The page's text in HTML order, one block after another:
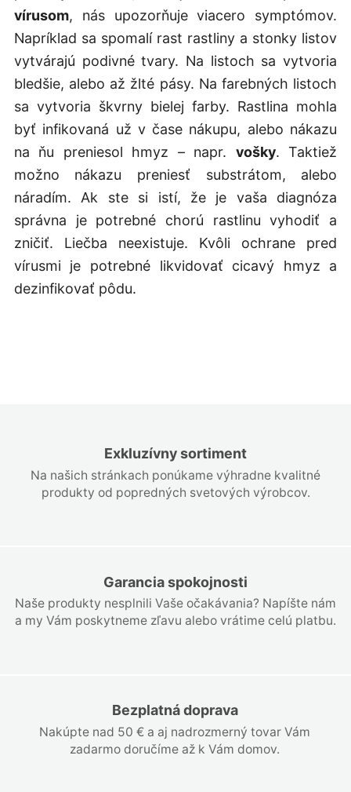
Exkluzívny sortiment
Na našich stránkach ponúkame výhradne kvalitné
produkty od popredných svetových výrobcov.
Garancia spokojnosti
Naše produkty nesplnili Vaše očakávania? Napíšte nám
a my Vám poskytneme zľavu alebo vrátime celú platbu.
Bezplatná doprava
Nakúpte nad 50 € a aj nadrozmerný tovar Vám
zadarmo doručíme až k Vám domov.
vírusom, nás upozorňuje viacero symptómov.
Napríklad sa spomalí rast rastliny a stonky listov
vytvárajú podivné tvary. Na listoch sa vytvoria
bledšie, alebo až žlté pásy. Na farebných listoch
sa vytvoria škvrny bielej farby. Rastlina mohla
byť infikovaná už v čase nákupu, alebo nákazu
na ňu preniesol hmyz – napr. vošky. Taktiež
možno nákazu preniesť substrátom, alebo
náradím. Ak ste si istí, že je vaša diagnóza
správna je potrebné chorú rastlinu vyhodiť a
zničiť. Liečba neexistuje. Kvôli ochrane pred
vírusmi je potrebné likvidovať cicavý hmyz a
dezinfikovať pôdu.